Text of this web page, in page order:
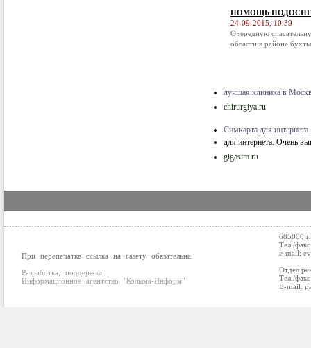
ПОМОЩЬ
24-09-2015, 10:39
Очередную
области в районе
лучшая клиника в
chirurgiya.ru
Симкарта для интернета
для интернета. Очень
gigasim.ru
При перепечатке ссылка на газету обязательна.
Разработка, поддержка
Информационное агентство "Колыма-Информ"
685000
Тел./
e-mail:
Отдел
Тел./
E-mail: